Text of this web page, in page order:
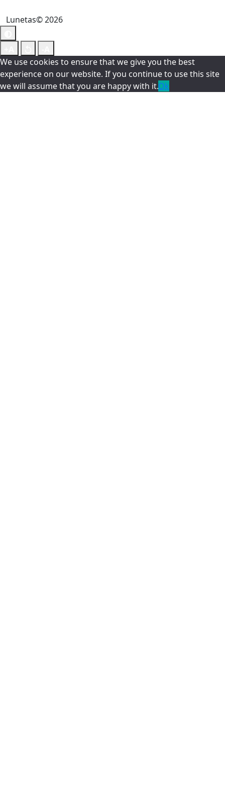
Lunetas© 2026
We use cookies to ensure that we give you the best
experience on our website. If you continue to use this site
we will assume that you are happy with it.Ok